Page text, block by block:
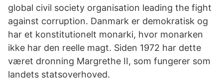
global civil society organisation leading the fight
against corruption. Danmark er demokratisk og
har et konstitutionelt monarki, hvor monarken
ikke har den reelle magt. Siden 1972 har dette
været dronning Margrethe II, som fungerer som
landets statsoverhoved.